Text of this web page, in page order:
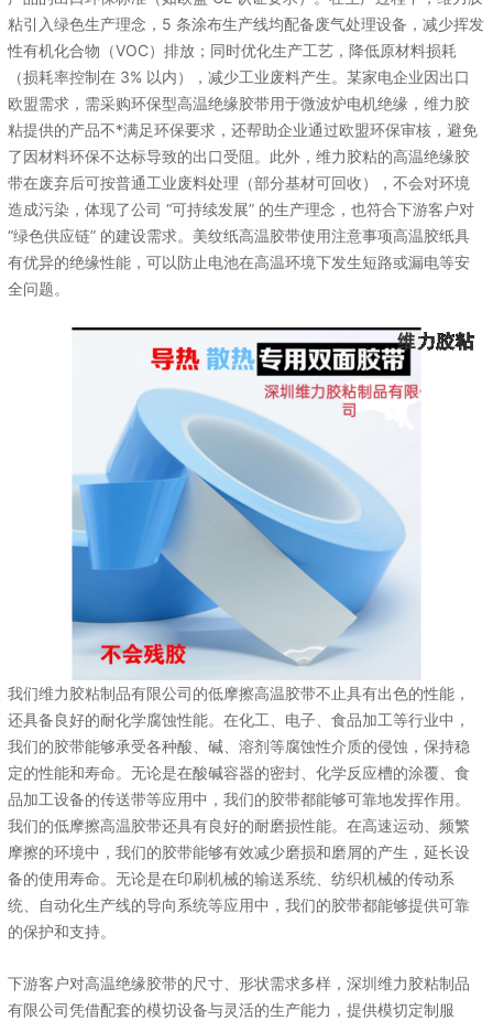
粘引入绿色生产理念，5 条涂布生产线均配备废气处理设备，减少挥发
性有机化合物（VOC）排放；同时优化生产工艺，降低原材料损耗
（损耗率控制在 3% 以内），减少工业废料产生。某家电企业因出口
欧盟需求，需采购环保型高温绝缘胶带用于微波炉电机绝缘，维力胶
粘提供的产品不*满足环保要求，还帮助企业通过欧盟环保审核，避免
了因材料环保不达标导致的出口受阻。此外，维力胶粘的高温绝缘胶
带在废弃后可按普通工业废料处理（部分基材可回收），不会对环境
造成污染，体现了公司 “可持续发展” 的生产理念，也符合下游客户对
“绿色供应链” 的建设需求。美纹纸高温胶带使用注意事项高温胶纸具
有优异的绝缘性能，可以防止电池在高温环境下发生短路或漏电等安
全问题。
我们维力胶粘制品有限公司的低摩擦高温胶带不止具有出色的性能，
还具备良好的耐化学腐蚀性能。在化工、电子、食品加工等行业中，
我们的胶带能够承受各种酸、碱、溶剂等腐蚀性介质的侵蚀，保持稳
定的性能和寿命。无论是在酸碱容器的密封、化学反应槽的涂覆、食
品加工设备的传送带等应用中，我们的胶带都能够可靠地发挥作用。
我们的低摩擦高温胶带还具有良好的耐磨损性能。在高速运动、频繁
摩擦的环境中，我们的胶带能够有效减少磨损和磨屑的产生，延长设
备的使用寿命。无论是在印刷机械的输送系统、纺织机械的传动系
统、自动化生产线的导向系统等应用中，我们的胶带都能够提供可靠
的保护和支持。
下游客户对高温绝缘胶带的尺寸、形状需求多样，深圳维力胶粘制品
有限公司凭借配套的模切设备与灵活的生产能力，提供模切定制服